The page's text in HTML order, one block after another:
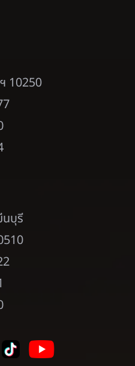
10250
นบุรี